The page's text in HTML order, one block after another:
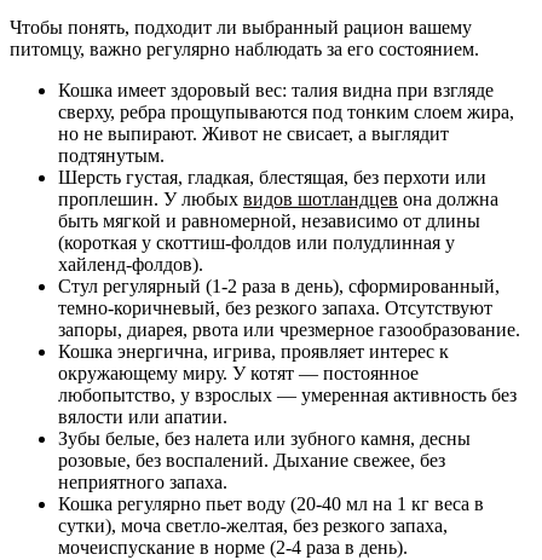
Чтобы понять, подходит ли выбранный рацион вашему
питомцу, важно регулярно наблюдать за его состоянием.
Кошка имеет здоровый вес: талия видна при взгляде
сверху, ребра прощупываются под тонким слоем жира,
но не выпирают. Живот не свисает, а выглядит
подтянутым.
Шерсть густая, гладкая, блестящая, без перхоти или
проплешин. У любых видов шотландцев она должна
быть мягкой и равномерной, независимо от длины
(короткая у скоттиш-фолдов или полудлинная у
хайленд-фолдов).
Стул регулярный (1-2 раза в день), сформированный,
темно-коричневый, без резкого запаха. Отсутствуют
запоры, диарея, рвота или чрезмерное газообразование.
Кошка энергична, игрива, проявляет интерес к
окружающему миру. У котят — постоянное
любопытство, у взрослых — умеренная активность без
вялости или апатии.
Зубы белые, без налета или зубного камня, десны
розовые, без воспалений. Дыхание свежее, без
неприятного запаха.
Кошка регулярно пьет воду (20-40 мл на 1 кг веса в
сутки), моча светло-желтая, без резкого запаха,
мочеиспускание в норме (2-4 раза в день).